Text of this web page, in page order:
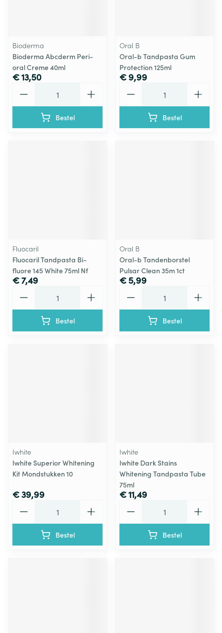
Bioderma
Bioderma Abcderm Peri-
oral Creme 40ml
€ 13,50
Bestel
Oral B
Oral-b Tandpasta Gum
Protection 125ml
€ 9,99
Bestel
Fluocaril
Fluocaril Tandpasta Bi-
fluore 145 White 75ml Nf
€ 7,49
Bestel
Oral B
Oral-b Tandenborstel
Pulsar Clean 35m 1ct
€ 5,99
Bestel
Iwhite
Iwhite Superior Whitening
Kit Mondstukken 10
€ 39,99
Bestel
Iwhite
Iwhite Dark Stains
Whitening Tandpasta Tube
75ml
€ 11,49
Bestel